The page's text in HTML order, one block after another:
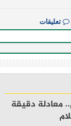
تعليقات
معادلة دقيقة